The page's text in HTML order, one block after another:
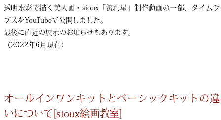
透明水彩で描く美人画・sioux「流れ星」制作動画の一部、タイムラ
プスをYouTubeで公開しました。
最後に直近の展示のお知らせもあります。
（2022年6月現在）
オールインワンキットとベーシックキットの違
いについて[sioux絵画教室]